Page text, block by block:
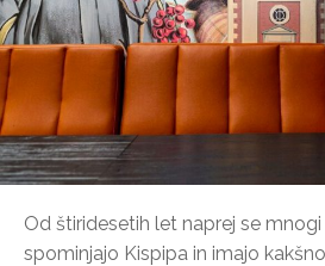
Od štiridesetih let naprej se
spominjajo Kispipa in imajo